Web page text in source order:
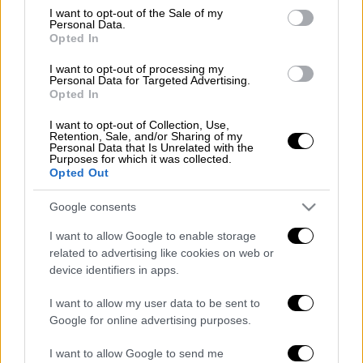
consent section.
I want to opt-out of the Sale of my
Personal Data.
Opted In
I want to opt-out of processing my
Personal Data for Targeted Advertising.
Opted In
I want to opt-out of Collection, Use,
Retention, Sale, and/or Sharing of my
Personal Data that Is Unrelated with the
Purposes for which it was collected.
Opted Out
Google consents
I want to allow Google to enable storage
related to advertising like cookies on web or
device identifiers in apps.
I want to allow my user data to be sent to
Google for online advertising purposes.
I want to allow Google to send me
Για πρώτη φορά, μετά από δεκαετίες.
πιο εμπορική ταινία όλων των εποχών, που
δεν είδαμε ποτέ στο
Διαβάστε ακόμη
έδιωχνε
«Κλειδί» η ιατροδικαστική για τον 90χρονο
που έκρυβε ο γιος του στον καταψύκτη -
«Τον αγαπούσε παθολογικά»
Άνω Λιόσια: Πήγαν να κλέψουν καλώδια,
έπαθε ηλεκτροπληξία ο ένας και τον
άφησαν νεκρό στο σημείο